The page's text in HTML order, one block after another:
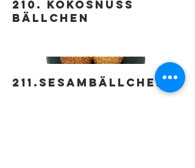
210. Kokosnuss
Bällchen
211.Sesambällchen